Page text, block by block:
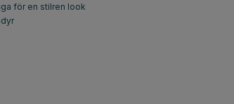
för en stilren look